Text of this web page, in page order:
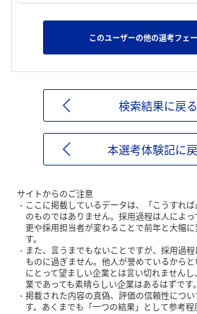
このユーザーの他の選考フェ
検索結果に戻る
本選考体験記に
サイトからのご注意
ここに掲載しているデータは、「こうすれ
のものではありません。採用過程は人によ
更や採用担当者が変わることで前年と大幅
す。
また、言うまでもないことですが、採用過
ものに過ぎません。他人が誉めているから
にとって望ましい企業とは言い切れません
業であっても素晴らしい企業はあるはずです。
掲載された内容の真偽、評価の信頼性につ
す。あくまでも「一つの結果」として参考程